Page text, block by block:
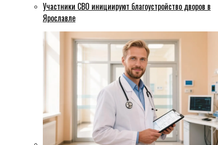
Участники СВО инициируют благоустройство дворов в
Ярославле